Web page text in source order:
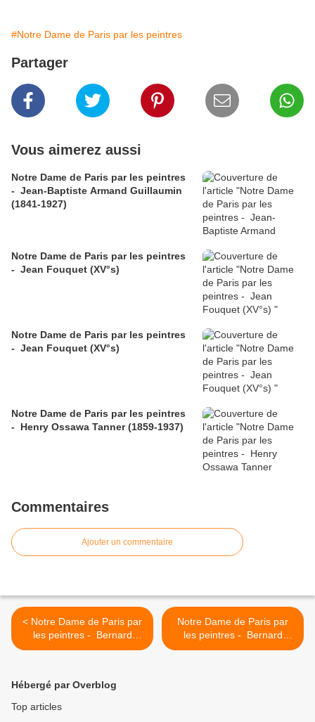
#Notre Dame de Paris par les peintres
Partager
Vous aimerez aussi
Notre Dame de Paris par les peintres
- Jean-Baptiste Armand Guillaumin
(1841-1927)
Notre Dame de Paris par les peintres
- Jean Fouquet (XV°s)
Notre Dame de Paris par les peintres
- Jean Fouquet (XV°s)
Notre Dame de Paris par les peintres
- Henry Ossawa Tanner (1859-1937)
Commentaires
Ajouter un commentaire
< Notre Dame de Paris par
les peintres - Bernard
Buffet (1928-1999)
Notre Dame de Paris par
les peintres - Bernard
Buffet (1928-1999) >
Hébergé par Overblog
Top articles